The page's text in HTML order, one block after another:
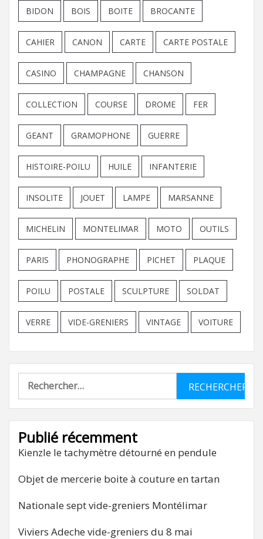
BIDON BOIS BOITE BROCANTE
CAHIER CANON CARTE CARTE POSTALE
CASINO CHAMPAGNE CHANSON
COLLECTION COURSE DROME FER
GEANT GRAMOPHONE GUERRE
HISTOIRE-POILU HUILE INFANTERIE
INSOLITE JOUET LAMPE MARSANNE
MICHELIN MONTELIMAR MOTO OUTILS
PARIS PHONOGRAPHE PICHET PLAQUE
POILU POSTALE SCULPTURE SOLDAT
VERRE VIDE-GRENIERS VINTAGE VOITURE
Rechercher :
Publié récemment
Kienzle le tachymètre détourné en pendule
Objet de mercerie boite à couture en tartan
Nationale sept vide-greniers Montélimar
Viviers Adeche vide-greniers du 8 mai